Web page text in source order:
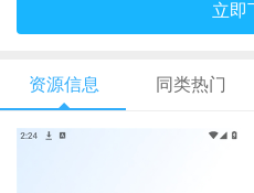
立即
资源信息 同类热门